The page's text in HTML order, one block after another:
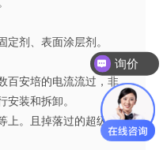
定剂、表面涂层剂。
百安培的电流流过，非
安装和拆卸。
上。且掉落过的超级电
询价